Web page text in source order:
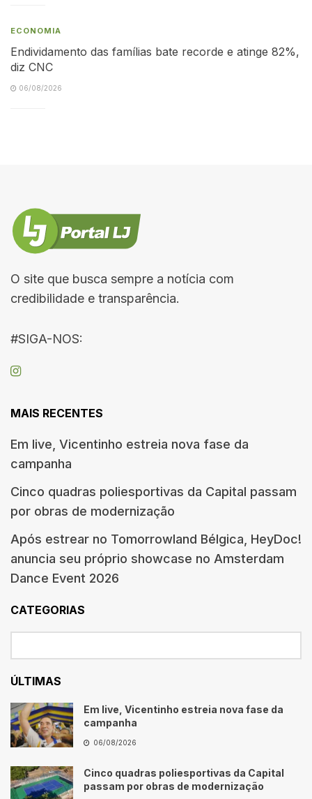
ECONOMIA
Endividamento das famílias bate recorde e atinge 82%,
diz CNC
06/08/2026
O site que busca sempre a notícia com
credibilidade e transparência.
#SIGA-NOS:
MAIS RECENTES
Em live, Vicentinho estreia nova fase da
campanha
Cinco quadras poliesportivas da Capital passam
por obras de modernização
Após estrear no Tomorrowland Bélgica, HeyDoc!
anuncia seu próprio showcase no Amsterdam
Dance Event 2026
CATEGORIAS
ÚLTIMAS
Em live, Vicentinho estreia nova fase da
campanha
06/08/2026
Cinco quadras poliesportivas da Capital
passam por obras de modernização